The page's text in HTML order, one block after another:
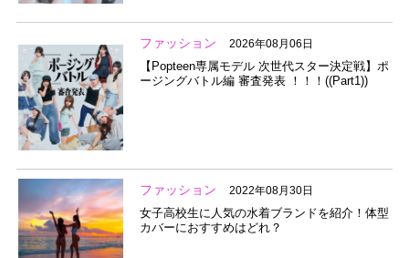
ファッション 2026年08月06日
【Popteen専属モデル 次世代スター決定戦】ポ
ージングバトル編 審査発表 ！！！((Part1))
ファッション 2022年08月30日
女子高校生に人気の水着ブランドを紹介！体型
カバーにおすすめはどれ？